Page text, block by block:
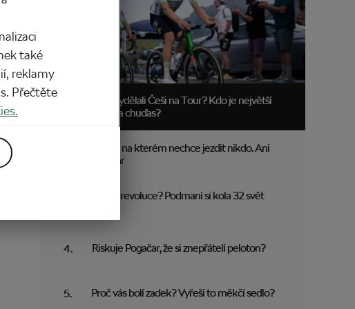
Na
Kolik vydělali Češi na Tour? Kdo je největší
boháč a chuďas?
Trakař, na kterém nechce jezdit nikdo. Ani
Pogačar
Blíží se revoluce? Podmaní si kola 32 svět
Riskuje Pogačar, že si znepřátelí peloton?
Proč vás bolí zadek? Vyřeší to měkčí sedlo?
také
reklamy
Přečtěte